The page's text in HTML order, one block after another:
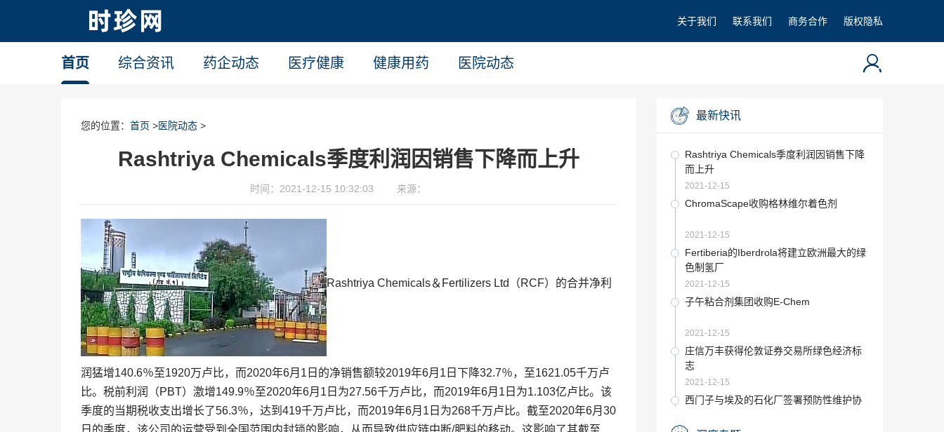
关于我们 联系我们 商务合作 版权隐私
首页 综合资讯 药企动态 医疗健康 健康用药 医院动态
您的位置： 首页 >医院动态 >
Rashtriya Chemicals季度利润因销售下降而上升
时间：2021-12-15 10:32:03 来源：
Rashtriya Chemicals＆Fertilizers Ltd（RCF）的合并净利
润猛增140.6％至1920万卢比，而2020年6月1日的净销售额较2019年6月1日下降32.7％，至1621.05千万卢
比。税前利润（PBT）激增149.9％至2020年6月1日为27.56千万卢比，而2019年6月1日为1.103亿卢比。该
季度的当期税收支出增长了56.3％，达到419千万卢比，而2019年6月1日为268千万卢比。截至2020年6月30
日的季度，该公司的运营受到全国范围内封锁的影响，从而导致供应链中断/肥料的移动。这影响了其截至
最新快讯
Rashtriya Chemicals季度利润因销售下降
而上升
2021-12-15
ChromaScape收购格林维尔着色剂
2021-12-15
Fertiberia的Iberdrola将建立欧洲最大的绿
色制氢厂
2021-12-15
子午粘合剂集团收购E-Chem
2021-12-15
庄信万丰获得伦敦证券交易所绿色经济标
志
2021-12-15
西门子与埃及的石化厂签署预防性维护协